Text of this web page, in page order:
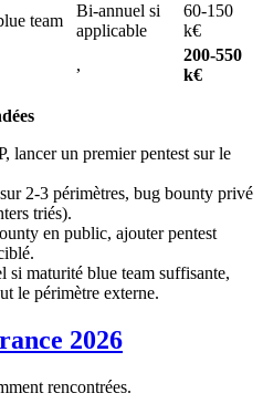
team
Bi-annuel si
applicable
60-150
k€
,
200-550
k€
lancer un premier pentest sur le
2-3 périmètres, bug bounty privé
triés).
en public, ajouter pentest
si maturité blue team suffisante,
le périmètre externe.
2026
rencontrées.